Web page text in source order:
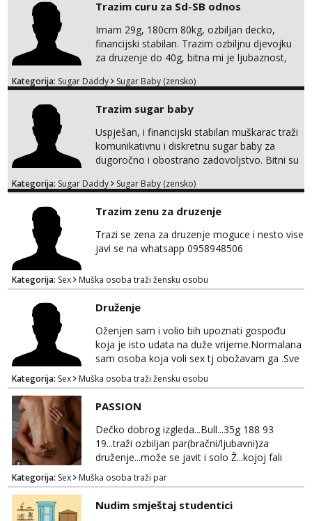
Pozdrav
Trazim curu za Sd-SB odnos
Imam 29g, 180cm 80kg, ozbiljan decko,
financijski stabilan. Trazim ozbiljnu djevojku
za druzenje do 40g, bitna mi je ljubaznost,
predstavis sa opisom i slikom, o nagradi
Kategorija: Sugar Daddy Sugar Baby (zensko)
Trazim sugar baby
Uspješan, i financijski stabilan muškarac traži
komunikativnu i diskretnu sugar baby za
dugoročno i obostrano zadovoljstvo. Bitni su
dogovor bez komplikacija. Nagrada
želiš – javi se privatno s kratkim opisom i
fotografijom.
Kategorija: Sugar Daddy Sugar Baby (zensko)
Trazim zenu za druzenje
Trazi se zena za druzenje moguce i nesto vise
javi se na whatsapp 0958948506
Kategorija: Sex Muška osoba traži žensku osobu
Druženje
Oženjen sam i volio bih upoznati gospođu
koja je isto udata na duže vrijeme.Normalana
sam osoba koja voli sex tj obožavam ga .Sve
ostalo možemo srediti u hodu naravno
diskrecija mi je najvažnija.Prostor je moj
.Molim samo normalne osobe bez nekih
bonova zahtjeva i traženja novca sa bilo koje
strane.Ajmo uživati i svatko svojim putem
Kategorija: Sex Muška osoba traži žensku osobu
PASSION
Dečko dobrog izgleda...Bull...35g 188 93
19...traži ozbiljan par(bračni/ljubavni)za
druženje...može se javit i solo Ž...kojoj fali
uzbuđenja i strasti...područje otoka Murtera i
bliža okolica...WhatsApp...Telegram
Kategorija: Sex Muška osoba traži par
Nudim smještaj studentici